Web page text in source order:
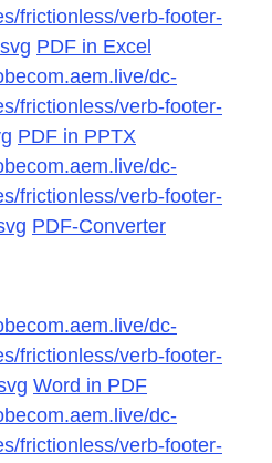
frictionless/verb-footer-
PDF in Excel
dc-
frictionless/verb-footer-
PDF in PPTX
dc-
frictionless/verb-footer-
PDF-Converter
dc-
frictionless/verb-footer-
Word in PDF
dc-
frictionless/verb-footer-